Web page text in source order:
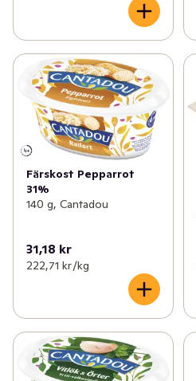
Färskost Pepparrot
31%
140 g, Cantadou
31,18 kr
222,71 kr /kg